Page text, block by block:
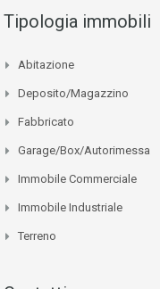
Tipologia immobili
Abitazione
Deposito/Magazzino
Fabbricato
Garage/Box/Autorimessa
Immobile Commerciale
Immobile Industriale
Terreno